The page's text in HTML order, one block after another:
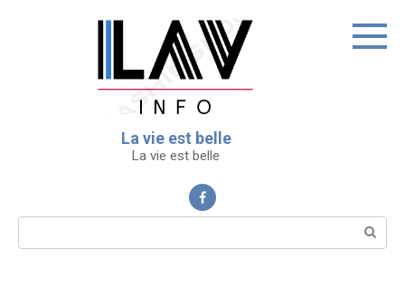
La vie est belle
La vie est belle
Поиск: